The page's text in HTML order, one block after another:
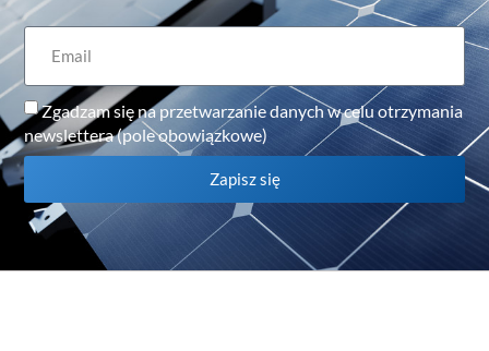
Zgadzam się na przetwarzanie danych w celu otrzymania
newslettera (pole obowiązkowe)
Zapisz się